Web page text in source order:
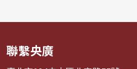
聯繫央廣